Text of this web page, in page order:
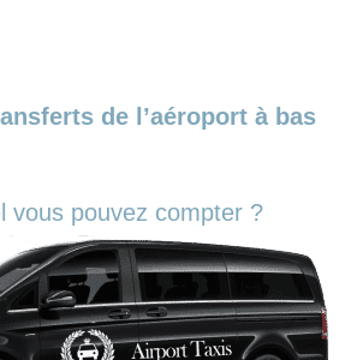
de l’aéroport à bas
vous pouvez compter ?